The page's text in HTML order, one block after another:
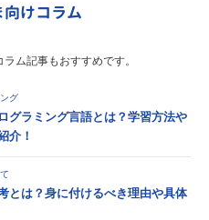
けコラム
ム記事もおすすめです。
グ
グラミング言語とは？学習方法や
介！
とは？身に付けるべき理由や具体